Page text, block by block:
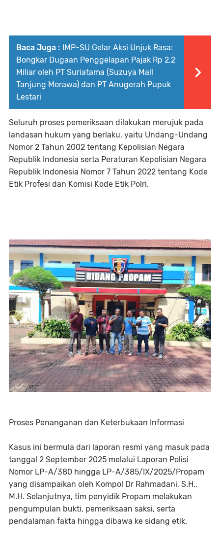
Baca Juga : IMP-SU Gelar Aksi Unjuk Rasa:
Bongkar Dugaan Penggelapan Pajak Rp 2,2
Miliar oleh PT Suriatama (Suzuya Mall
Tanjung Morawa) dan PT Anugerah Pupuk
Lestari
Seluruh proses pemeriksaan dilakukan merujuk pada
landasan hukum yang berlaku, yaitu Undang-Undang
Nomor 2 Tahun 2002 tentang Kepolisian Negara
Republik Indonesia serta Peraturan Kepolisian Negara
Republik Indonesia Nomor 7 Tahun 2022 tentang Kode
Etik Profesi dan Komisi Kode Etik Polri.
Proses Penanganan dan Keterbukaan Informasi
Kasus ini bermula dari laporan resmi yang masuk pada
tanggal 2 September 2025 melalui Laporan Polisi
Nomor LP-A/380 hingga LP-A/385/IX/2025/Propam
yang disampaikan oleh Kompol Dr Rahmadani, S.H.,
M.H. Selanjutnya, tim penyidik Propam melakukan
pengumpulan bukti, pemeriksaan saksi, serta
pendalaman fakta hingga dibawa ke sidang etik.